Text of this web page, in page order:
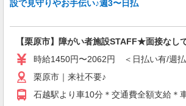
≪栗原市≫高級シニアマン
時給1450円〜2062円 ＜
通費全支給(ガソリン代含む)
栗原市内
キープ
設で見守りやお手伝い♪週3〜日払
【栗原市】障がい者施設STAFF★面接なし
時給1450円〜2062円 ＜日払い有/週
栗原市｜来社不要♪
石越駅より車10分＊交通費全額支給＊